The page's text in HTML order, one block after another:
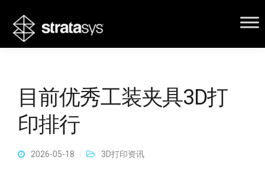
目前优秀工装夹具3D打
印排行
2026-05-18 3D打印资讯